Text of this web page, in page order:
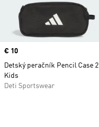
Price
€ 10
Detský peračník Pencil Case 2
Kids
Deti Sportswear